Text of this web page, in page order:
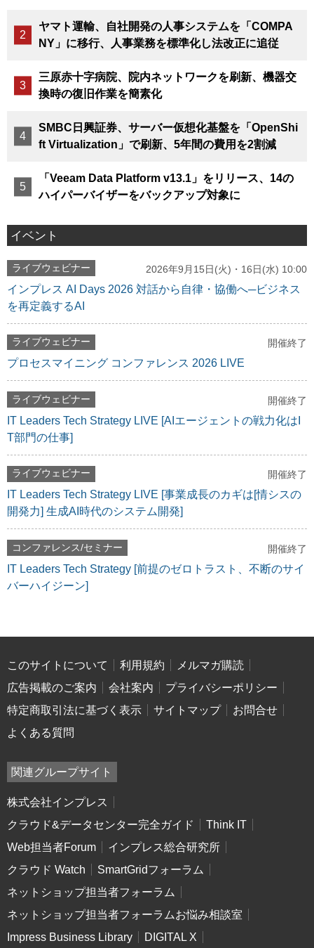
ヤマト運輸、自社開発の人事システムを「COMPA
NY」に移行、人事業務を標準化し法改正に追従
三原赤十字病院、院内ネットワークを刷新、機器交
換時の復旧作業を簡素化
SMBC日興証券、サーバー仮想化基盤を「OpenShi
ft Virtualization」で刷新、5年間の費用を2割減
「Veeam Data Platform v13.1」をリリース、14の
ハイパーバイザーをバックアップ対象に
イベント
ライブウェビナー 2026年9月15日(火)・16日(水) 10:00
インプレス AI Days 2026 対話から自律・協働へ─ビジネス
を再定義するAI
ライブウェビナー 開催終了
プロセスマイニング コンファレンス 2026 LIVE
ライブウェビナー 開催終了
IT Leaders Tech Strategy LIVE [AIエージェントの戦力化はI
T部門の仕事]
ライブウェビナー 開催終了
IT Leaders Tech Strategy LIVE [事業成長のカギは[情シスの
開発力] 生成AI時代のシステム開発]
コンファレンス/セミナー 開催終了
IT Leaders Tech Strategy [前提のゼロトラスト、不断のサイ
バーハイジーン]
このサイトについて 利用規約
メルマガ購読
広告掲載のご案内
会社案内
プライバシーポリシー
特定商取引法に基づく表示
サイトマップ
お問合せ
よくある質問
関連グループサイト
株式会社インプレス
クラウド&データセンター完全ガイド
Think IT
Web担当者Forum
インプレス総合研究所
クラウド Watch
SmartGridフォーラム
ネットショップ担当者フォーラム
ネットショップ担当者フォーラムお悩み相談室
Impress Business Library
DIGITAL X